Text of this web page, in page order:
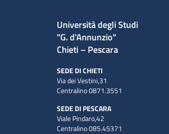
Università degli Studi
"G. d'Annunzio"
Chieti – Pescara
SEDE DI CHIETI
Via dei Vestini,31
Centralino 0871.3551
SEDE DI PESCARA
Viale Pindaro,42
Centralino 085.45371